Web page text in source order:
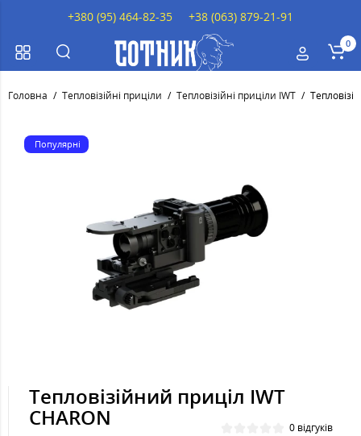
0
Головна Тепловізійні приціли Тепловізійні приціли IWT
Популярні
Тепловізійний приціл IWT
CHARON 0 відгуків
+380 (95) 464-82-35 +38 (063) 879-21-91